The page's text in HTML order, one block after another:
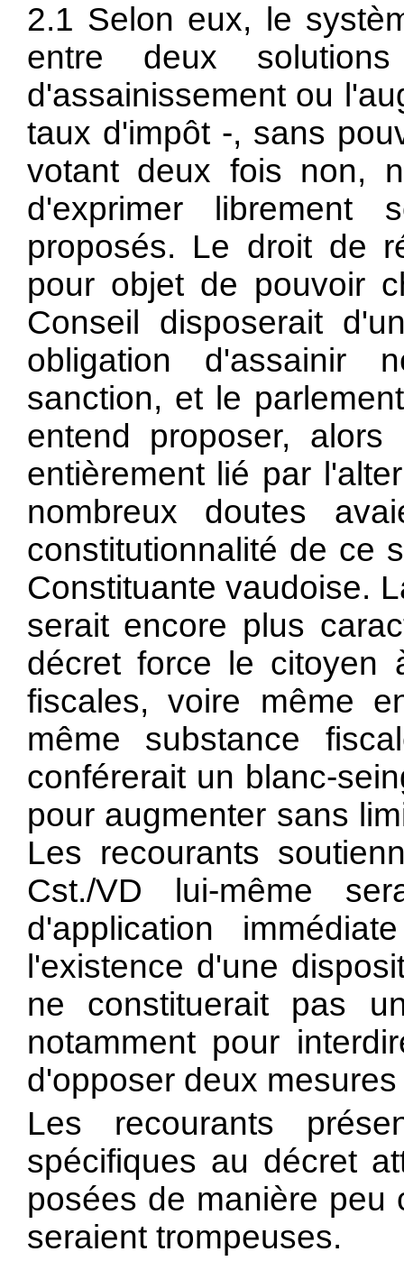
2.1 Selon eux, le
entre deux
d'assainissement ou
taux d'impôt -, sans
votant deux fois non,
d'exprimer
proposés. Le droit de
pour objet de pouvoir
Conseil disposerait
obligation d'assainir
sanction, et le
entend proposer,
entièrement lié par
nombreux doutes
constitutionnalité de ce
Constituante vaudoise.
serait encore plus
décret force le citoyen
fiscales, voire même
même substance
conférerait un blanc-
pour augmenter sans
Les recourants
Cst./VD lui-même
d'application
l'existence d'une
ne constituerait pas
notamment pour
d'opposer deux
Les recourants
spécifiques au décret
posées de manière peu
seraient trompeuses.